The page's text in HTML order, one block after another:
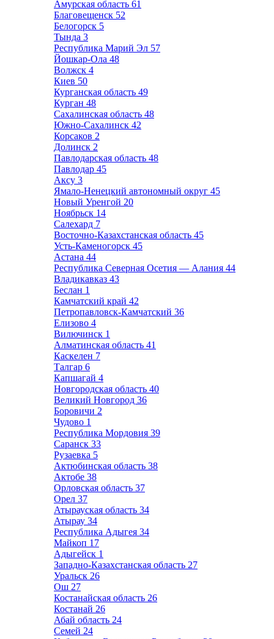
Амурская область 61
Благовещенск 52
Белогорск 5
Тында 3
Республика Марий Эл 57
Йошкар-Ола 48
Волжск 4
Киев 50
Курганская область 49
Курган 48
Сахалинская область 48
Южно-Сахалинск 42
Корсаков 2
Долинск 2
Павлодарская область 48
Павлодар 45
Аксу 3
Ямало-Ненецкий автономный округ 45
Новый Уренгой 20
Ноябрьск 14
Салехард 7
Восточно-Казахстанская область 45
Усть-Каменогорск 45
Астана 44
Республика Северная Осетия — Алания 44
Владикавказ 43
Беслан 1
Камчатский край 42
Петропавловск-Камчатский 36
Елизово 4
Вилючинск 1
Алматинская область 41
Каскелен 7
Талгар 6
Капшагай 4
Новгородская область 40
Великий Новгород 36
Боровичи 2
Чудово 1
Республика Мордовия 39
Саранск 33
Рузаевка 5
Актюбинская область 38
Актобе 38
Орловская область 37
Орел 37
Атырауская область 34
Атырау 34
Республика Адыгея 34
Майкоп 17
Адыгейск 1
Западно-Казахстанская область 27
Уральск 26
Ош 27
Костанайская область 26
Костанай 26
Абай область 24
Семей 24